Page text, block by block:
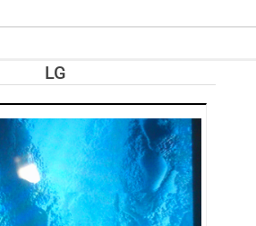
RIVISTA
TRENDS
LG